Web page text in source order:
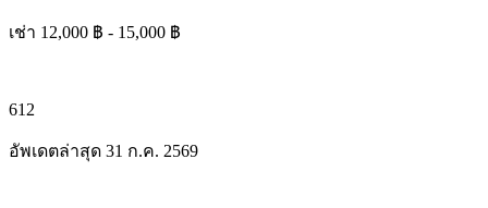
เช่า 12,000 ฿ - 15,000 ฿
612
อัพเดตล่าสุด 31 ก.ค. 2569